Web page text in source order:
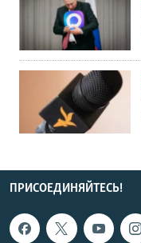
ПРИСОЕДИНЯЙТЕСЬ!